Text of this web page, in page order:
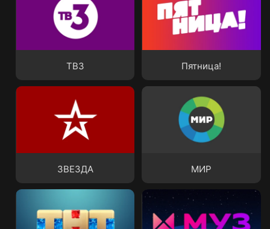
ТВ3 Пятница!
ЗВЕЗДА МИР